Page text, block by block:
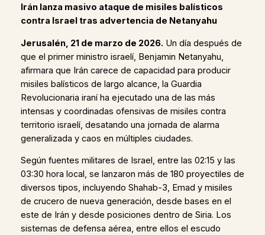
Irán lanza masivo ataque de misiles balísticos
contra Israel tras advertencia de Netanyahu
Jerusalén, 21 de marzo de 2026. Un día después de
que el primer ministro israelí, Benjamin Netanyahu,
afirmara que Irán carece de capacidad para producir
misiles balísticos de largo alcance, la Guardia
Revolucionaria iraní ha ejecutado una de las más
intensas y coordinadas ofensivas de misiles contra
territorio israelí, desatando una jornada de alarma
generalizada y caos en múltiples ciudades.
Según fuentes militares de Israel, entre las 02:15 y las
03:30 hora local, se lanzaron más de 180 proyectiles de
diversos tipos, incluyendo Shahab-3, Emad y misiles
de crucero de nueva generación, desde bases en el
este de Irán y desde posiciones dentro de Siria. Los
sistemas de defensa aérea, entre ellos el escudo